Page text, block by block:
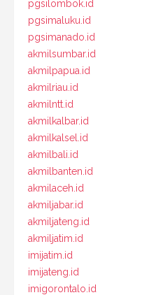
pgsilombok.id
pgsimaluku.id
pgsimanado.id
akmilsumbar.id
akmilpapua.id
akmilriau.id
akmilntt.id
akmilkalbar.id
akmilkalsel.id
akmilbali.id
akmilbanten.id
akmilaceh.id
akmiljabar.id
akmiljateng.id
akmiljatim.id
imijatim.id
imijateng.id
imigorontalo.id